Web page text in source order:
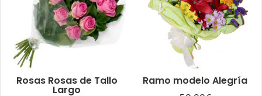
Rosas Rosas de Tallo
Largo
Ramo modelo Alegría